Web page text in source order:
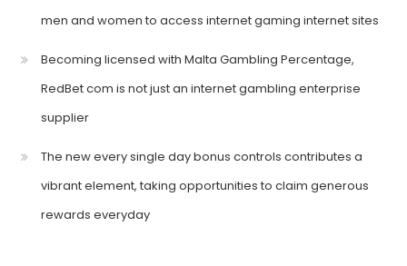
men and women to access internet gaming internet sites
Becoming licensed with Malta Gambling Percentage,
RedBet com is not just an internet gambling enterprise
supplier
The new every single day bonus controls contributes a
vibrant element, taking opportunities to claim generous
rewards everyday